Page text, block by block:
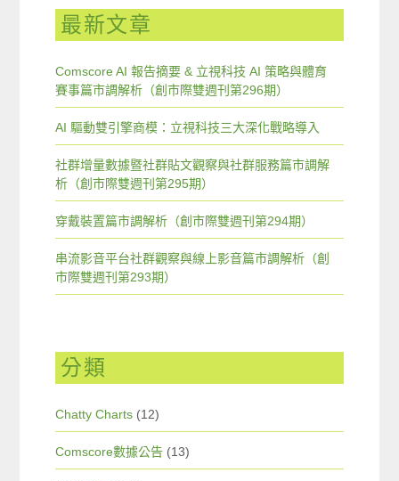
最新文章
Comscore AI 報告摘要 & 立視科技 AI 策略與體育
賽事篇市調解析（創市際雙週刊第296期）
AI 驅動雙引擎商模：立視科技三大深化戰略導入
社群增量數據暨社群貼文觀察與社群服務篇市調解
析（創市際雙週刊第295期）
穿戴裝置篇市調解析（創市際雙週刊第294期）
串流影音平台社群觀察與線上影音篇市調解析（創
市際雙週刊第293期）
分類
Chatty Charts (12)
Comscore數據公告 (13)